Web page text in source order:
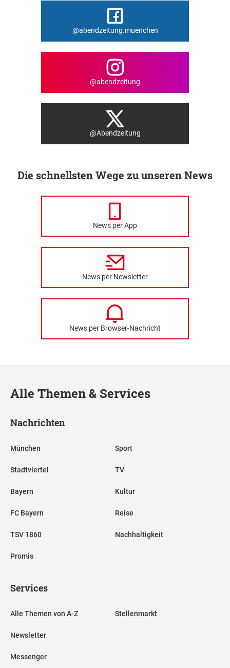
@abendzeitung.muenchen
@abendzeitung
@Abendzeitung
Die schnellsten Wege zu unseren News
News per App
News per Newsletter
News per Browser-Nachricht
Alle Themen & Services
Nachrichten
München
Stadtviertel
Bayern
FC Bayern
TSV 1860
Promis
Sport
TV
Kultur
Reise
Nachhaltigkeit
Services
Alle Themen von A-Z
Newsletter
Messenger
Stellenmarkt